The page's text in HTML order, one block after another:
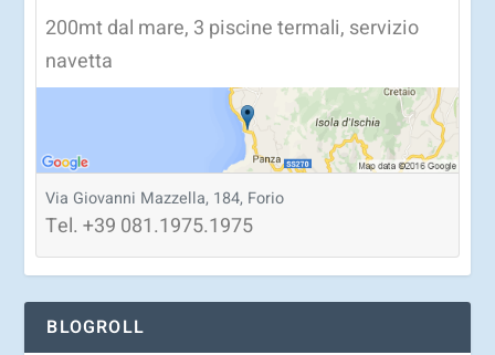
200mt dal mare, 3 piscine termali, servizio
navetta
Via Giovanni Mazzella, 184, Forio
Tel.+39 081.1975.1975
BLOGROLL